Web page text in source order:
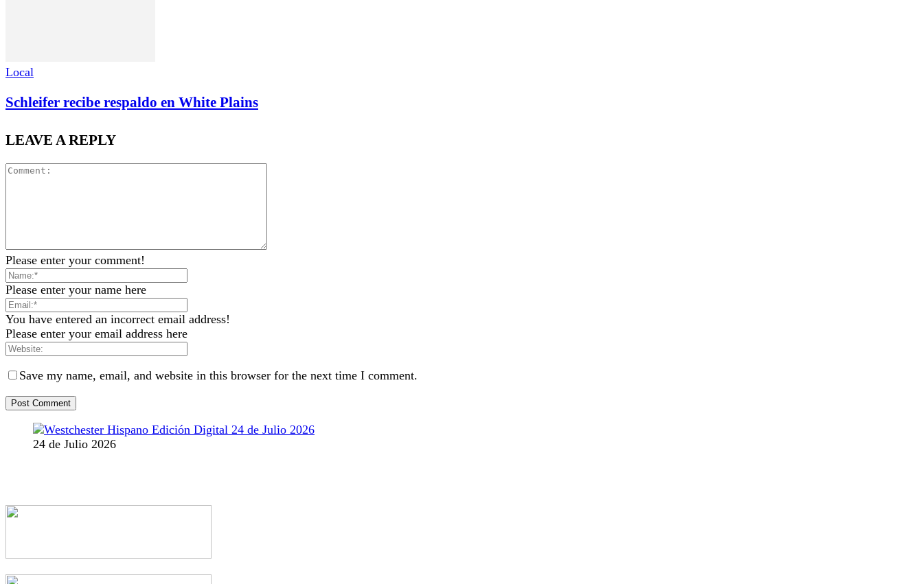
Local
Schleifer recibe respaldo en White Plains
LEAVE A REPLY
Please enter your comment!
Please enter your name here
You have entered an incorrect email address!
Please enter your email address here
Save my name, email, and website in this browser for the next time I comment.
24 de Julio 2026